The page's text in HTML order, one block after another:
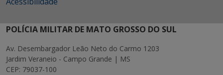
POLÍCIA MILITAR DE MATO GROSSO DO SUL
Av. Desembargador Leão Neto do Carmo 1203
Jardim Veraneio - Campo Grande | MS
CEP: 79037-100